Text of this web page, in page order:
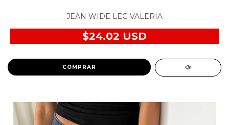
JEAN WIDE LEG VALERIA
$24.02 USD
COMPRAR